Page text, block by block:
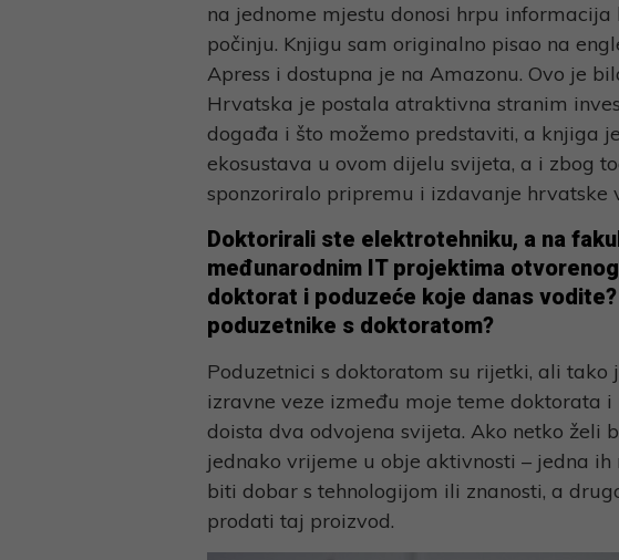
na jednome mjestu donosi hrpu
počinju. Knjigu sam originalno pisao na
Apress i dostupna je na Amazonu. Ovo je
Hrvatska je postala atraktivna stranim
događa i što možemo predstaviti, a knjiga
ekosustava u ovom dijelu svijeta, a i zbog
sponzoriralo pripremu i izdavanje hrvatske
Doktorirali ste elektrotehniku, a na
međunarodnim IT projektima
doktorat i poduzeće koje danas
poduzetnike s doktoratom?
Poduzetnici s doktoratom su rijetki, ali tako
izravne veze između moje teme doktorata
doista dva odvojena svijeta. Ako netko želi
jednako vrijeme u obje aktivnosti – jedna
biti dobar s tehnologijom ili znanosti, a
prodati taj proizvod.